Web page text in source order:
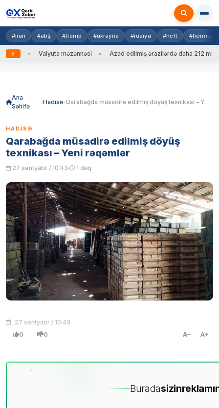
#iran #abş #tramp #ukrayna #rusiya #neft #hörmüz
Valyuta məzənnəsi Azad edilmiş ərazilərdə daha 212 mina,
Ana
Səhifə
Hadisə Qarabağda müsadirə edilmiş döyüş texnikası – Yeni rəqəmlər
HADISƏ
Qarabağda müsadirə edilmiş döyüş
texnikası – Yeni rəqəmlər
27 sentyabr / 10:43 1 dəq
27 sentyabr / 10:43
0 0 A A
Buradasizin